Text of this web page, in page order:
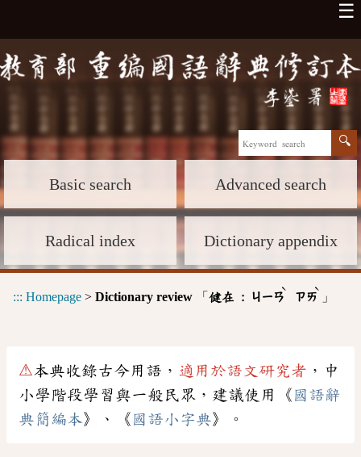
☰
Basic search Advanced search
Radical index Dictionary appendix
::: Homepage > Dictionary review 「 健在 : ㄐㄧㄢ
ˋ
ㄗㄞ
ˋ
」
⚠本典收錄古今用語， 適用於語文研究者 ，中
小學階段學習與一般民眾，建議使用《 國語辭
典簡編本》、《 國語小字典》。